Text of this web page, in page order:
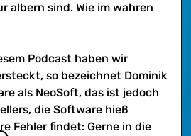
albern sind. Wie im wahren
Podcast haben wir
so bezeichnet Dominik
als NeoSoft, das ist jedoch
die Software hieß
Fehler findet: Gerne in die